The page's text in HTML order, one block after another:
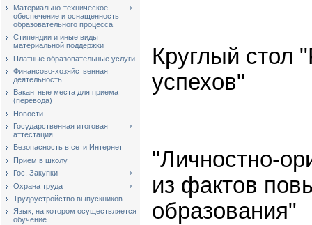
Материально-техническое
обеспечение и оснащенность
образовательного процесса
Стипендии и иные виды
материальной поддержки
Платные образовательные услуги
Финансово-хозяйственная
деятельность
Вакантные места для приема
(перевода)
Новости
Государственная итоговая
аттестация
Безопасность в сети Интернет
Прием в школу
Гос. Закупки
Охрана труда
Трудоустройство выпускников
Язык, на котором осуществляется
обучение
Круглый стол
успехов"
"Личностно-
из фактов
образования"